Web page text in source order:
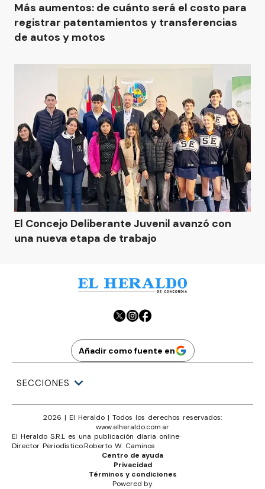
Más aumentos: de cuánto será el costo para
registrar patentamientos y transferencias
de autos y motos
El Concejo Deliberante Juvenil avanzó con
una nueva etapa de trabajo
Añadir como fuente en
SECCIONES
2026 | El Heraldo | Todos los derechos reservados:
www.elheraldo.com.ar
El Heraldo S.R.L es una publicación diaria online·
Director Periodístico:Roberto W. Caminos
Términos y condiciones
Privacidad
Centro de ayuda
Powered by